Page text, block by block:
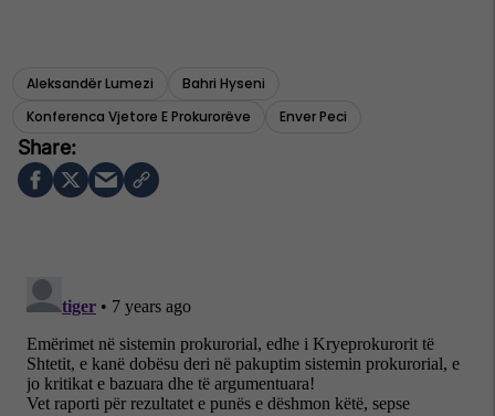
Aleksandër Lumezi
Bahri Hyseni
Konferenca Vjetore E Prokurorëve
Enver Peci